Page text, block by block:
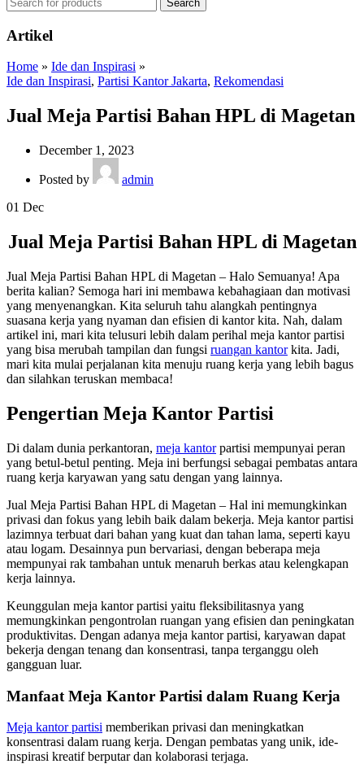
Search
Artikel
Home » Ide dan Inspirasi »
Ide dan Inspirasi, Partisi Kantor Jakarta, Rekomendasi
Jual Meja Partisi Bahan HPL di Magetan
December 1, 2023
Posted by
admin
01 Dec
Jual Meja Partisi Bahan HPL di Magetan
Jual Meja Partisi Bahan HPL di Magetan – Halo Semuanya! Apa
berita kalian? Semoga hari ini membawa kebahagiaan dan motivasi
yang menyenangkan. Kita seluruh tahu alangkah pentingnya
suasana kerja yang nyaman dan efisien di kantor kita. Nah, dalam
artikel ini, mari kita telusuri lebih dalam perihal meja kantor partisi
yang bisa merubah tampilan dan fungsi ruangan kantorkita. Jadi,
mari kita mulai perjalanan kita menuju ruang kerja yang lebih bagus
dan silahkan teruskan membaca!
Pengertian Meja Kantor Partisi
Di dalam dunia perkantoran, meja kantorpartisi mempunyai peran
yang betul-betul penting. Meja ini berfungsi sebagai pembatas antara
ruang kerja karyawan yang satu dengan yang lainnya.
Jual Meja Partisi Bahan HPL di Magetan – Hal ini memungkinkan
privasi dan fokus yang lebih baik dalam bekerja. Meja kantor partisi
lazimnya terbuat dari bahan yang kuat dan tahan lama, seperti kayu
atau logam. Desainnya pun bervariasi, dengan beberapa meja
mempunyai rak tambahan untuk menaruh berkas atau kelengkapan
kerja lainnya.
Keunggulan meja kantor partisi yaitu fleksibilitasnya yang
memungkinkan pengontrolan ruangan yang efisien dan peningkatan
produktivitas. Dengan adanya meja kantor partisi, karyawan dapat
bekerja dengan tenang dan konsentrasi, tanpa terganggu oleh
gangguan luar.
Manfaat Meja Kantor Partisi dalam Ruang Kerja
Meja kantor partisi memberikan privasi dan meningkatkan
konsentrasi dalam ruang kerja. Dengan pembatas yang unik, ide-
inspirasi kreatif berputar dan kolaborasi terjaga.